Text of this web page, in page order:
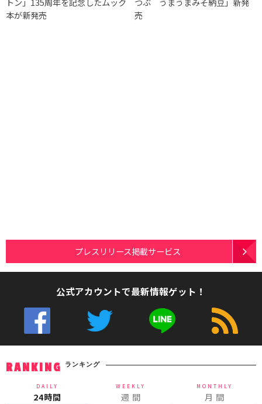
本が新発売
売
プレスリリース掲載サービス
公式アカウントで最新情報ゲット！
RANKING ランキング
DAILY
24時間
WEEKLY
週 間
MONTHLY
月 間